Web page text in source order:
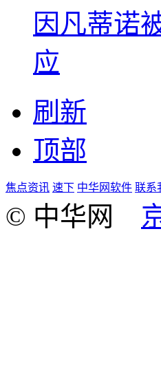
因凡蒂诺
应
刷新
顶部
焦点资讯 速下 中华网软件 联系
© 中华网